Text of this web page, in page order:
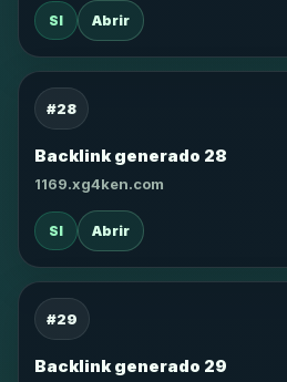
SI Abrir
#28
Backlink generado 28
1169.xg4ken.com
SI Abrir
#29
Backlink generado 29